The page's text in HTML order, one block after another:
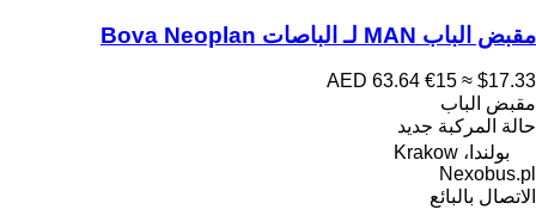
مقبض الباب MAN لـ الباصات Bova Neoplan
AED 63.64 €15 ≈ $17.33
مقبض الباب
حالة المركبة جديد
بولندا، Krakow
Nexobus.pl
الاتصال بالبائع